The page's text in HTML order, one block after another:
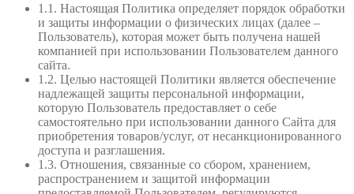
1.1. Настоящая Политика определяет порядок обработки
и защиты информации о физических лицах (далее –
Пользователь), которая может быть получена нашей
компанией при использовании Пользователем данного
сайта.
1.2. Целью настоящей Политики является обеспечение
надлежащей защиты персональной информации,
которую Пользователь предоставляет о себе
самостоятельно при использовании данного Сайта для
приобретения товаров/услуг, от несанкционированного
доступа и разглашения.
1.3. Отношения, связанные со сбором, хранением,
распространением и защитой информации